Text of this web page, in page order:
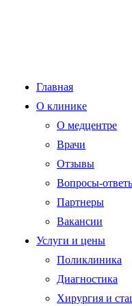
Главная
О клинике
О медцентре
Врачи
Отзывы
Вопросы-
Партнеры
Вакансии
Услуги и цены
Поликлиника
Диагностика
Хирургия и